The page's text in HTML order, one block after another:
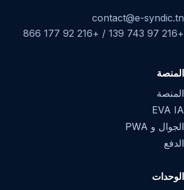
contact@e-syndic.tn
+216 97 743 139 / +216 92 177 866
المنصة
المنصة
EVA IA
الجوال و PWA
الدفع
الوحدات